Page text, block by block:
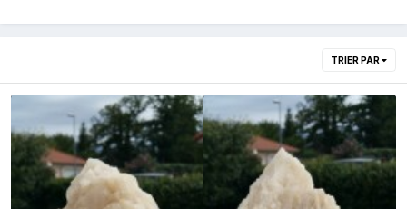
TRIER PAR